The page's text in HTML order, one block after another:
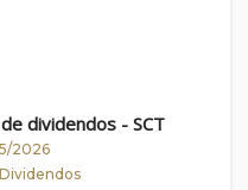
dividendos - SCT
2026